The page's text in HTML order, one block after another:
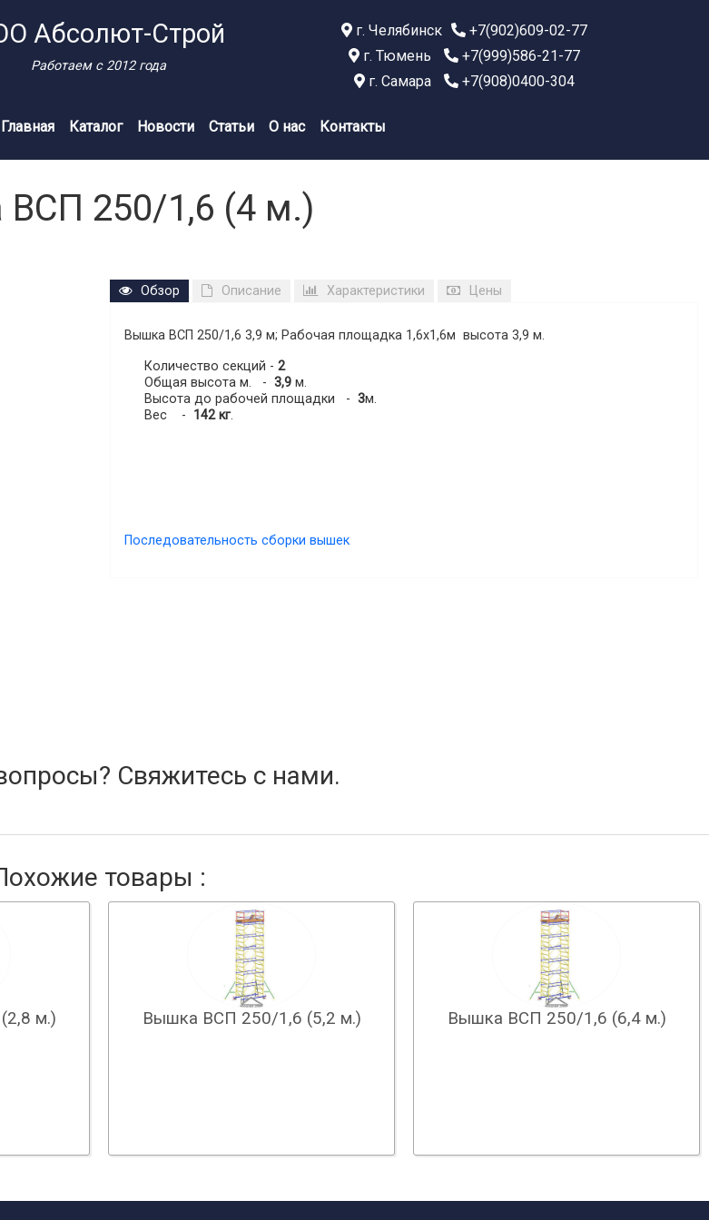
Абсолют-Строй
Работаем с 2012 года
г. Челябинск
+7(902)609-02-77
г. Тюмень
+7(999)586-21-77
г. Самара
+7(908)0400-304
Главная Каталог Новости Статьи О нас Контакты
250/1,6 (4 м.)
Обзор Описание Характеристики Цены
Вышка ВСП 250/1,6 3,9 м; Рабочая площадка 1,6х1,6м высота 3,9 м.
Количество секций - 2
Общая высота м. - 3,9 м.
Высота до рабочей площадки - 3м.
Вес - 142 кг.
Последовательность сборки вышек
Свяжитесь с нами.
товары :
м.) Вышка ВСП 250/1,6 (5,2 м.) Вышка ВСП 250/1,6 (6,4 м.)